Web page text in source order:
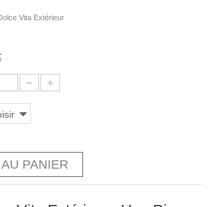
Vita Extérieur
PANIER